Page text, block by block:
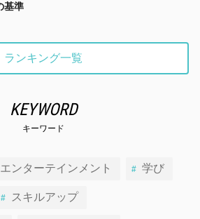
基準
ランキング一覧
KEYWORD
キーワード
エンターテインメント 学び
スキルアップ